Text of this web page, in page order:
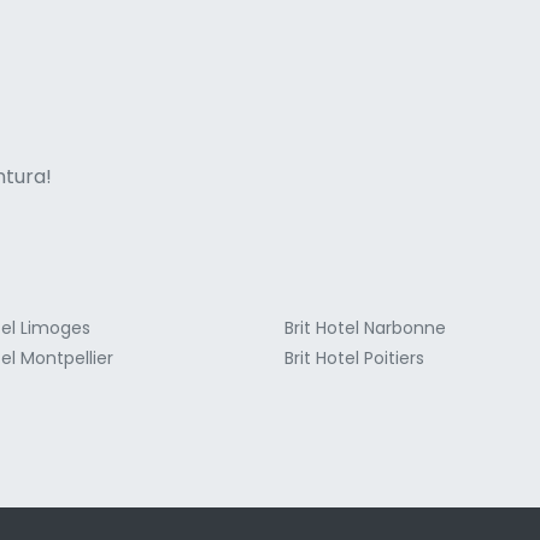
Limoges
Montpellier
Brit Hotel Narbonne
Brit Hotel Poitiers